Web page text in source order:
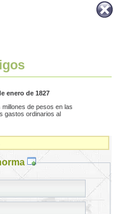
enero de 1827
de pesos en las
gastos ordinarios al